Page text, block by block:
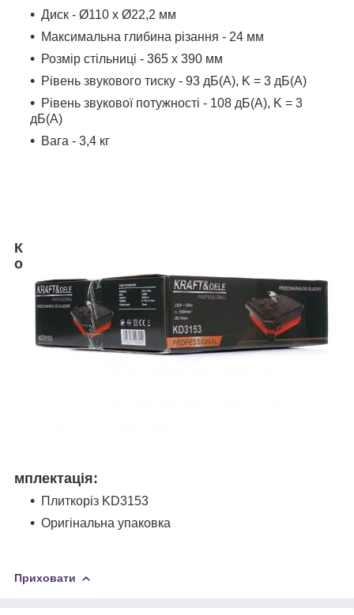
Диск - Ø110 x Ø22,2 мм
Максимальна глибина різання - 24 мм
Розмір стільниці - 365 х 390 мм
Рівень звукового тиску - 93 дБ(А), K = 3 дБ(А)
Рівень звукової потужності - 108 дБ(А), K = 3
дБ(А)
Вага - 3,4 кг
К
о
мплектація:
Плиткоріз KD3153
Оригінальна упаковка
Приховати